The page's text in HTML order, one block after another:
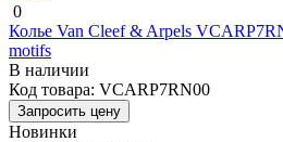
0
Колье Van Cleef & Arpels
motifs
В наличии
Код товара: VCARP7RN00
Запросить цену
Новинки